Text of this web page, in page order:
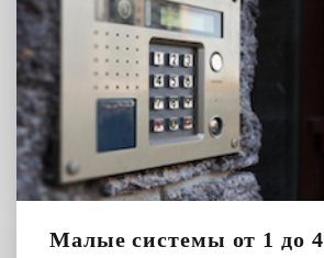
Малые системы от 1 до 4